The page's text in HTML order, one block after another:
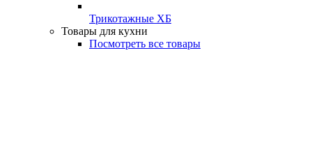
Трикотажные ХБ
Товары для кухни
Посмотреть все товары